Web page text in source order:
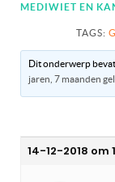
MEDIWIET EN
TAGS:
Dit onderwerp
jaren, 7 maanden
14-12-2018 om